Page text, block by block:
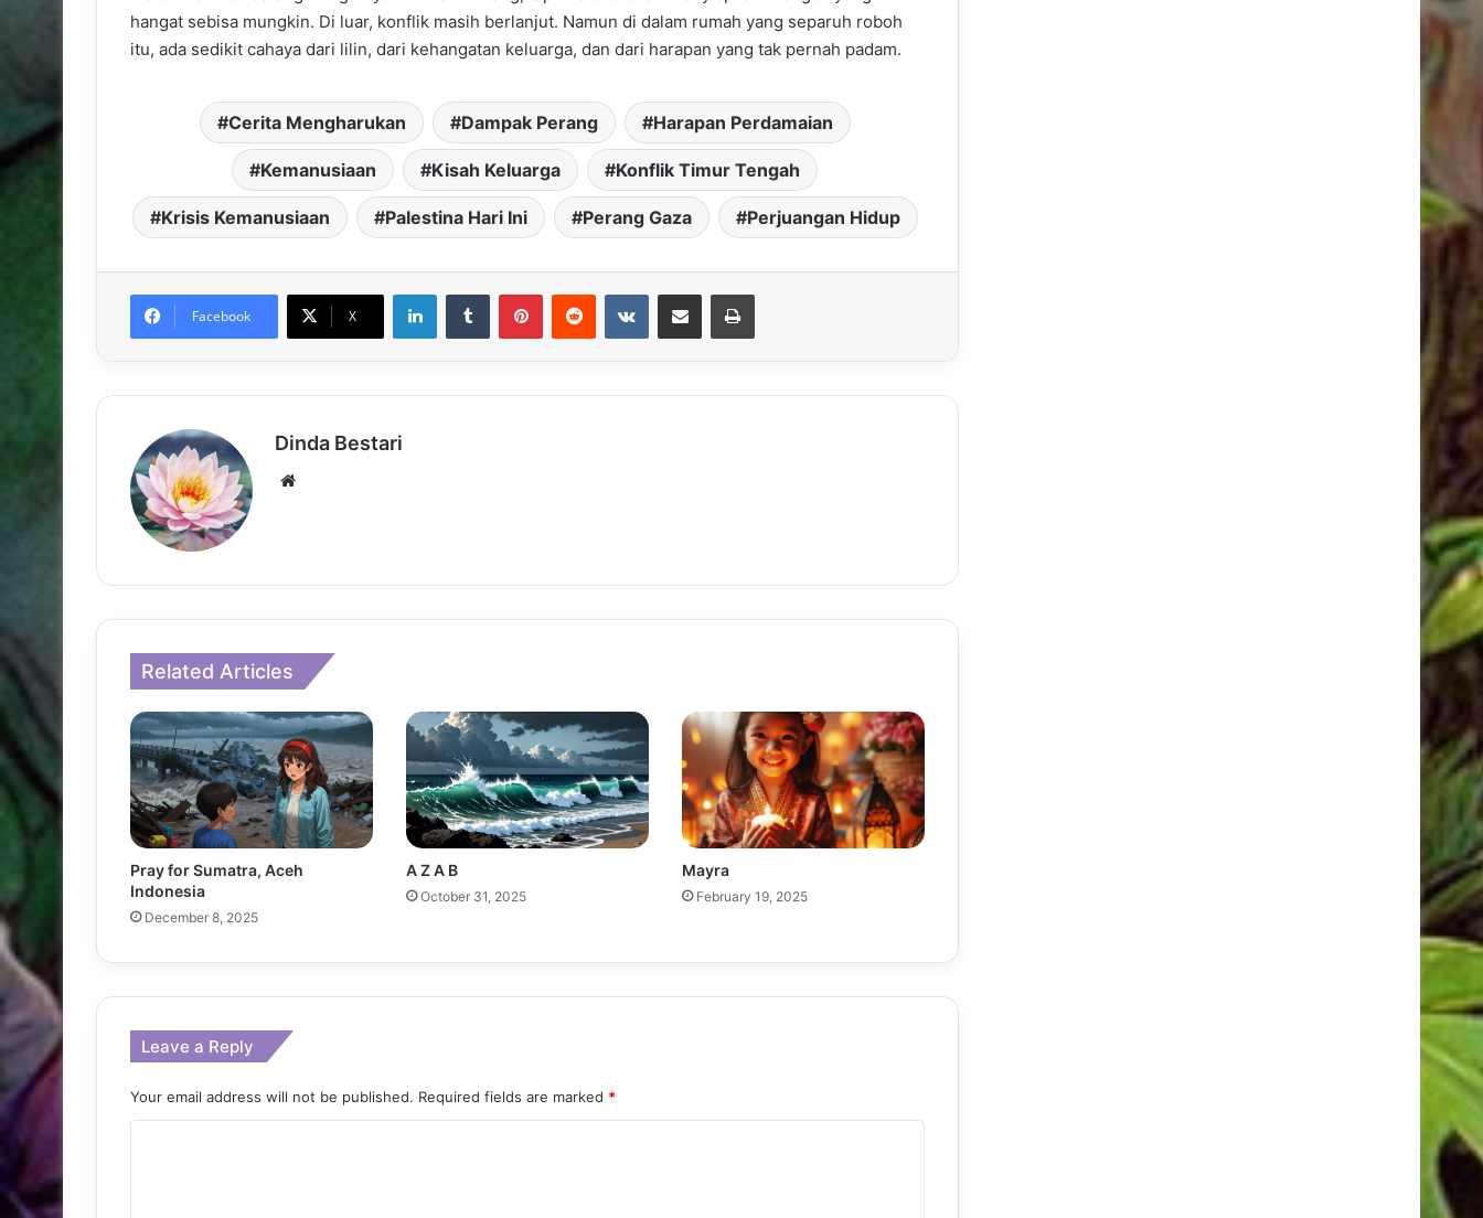
hangat sebisa mungkin. Di luar, konflik masih berlanjut. Namun di dalam rumah yang separuh roboh
itu, ada sedikit cahaya dari lilin, dari kehangatan keluarga, dan dari harapan yang tak pernah padam.
Cerita Mengharukan Dampak Perang Harapan Perdamaian
Kemanusiaan Kisah Keluarga Konflik Timur Tengah
Krisis Kemanusiaan Palestina Hari Ini Perang Gaza Perjuangan Hidup
Facebook X
LinkedInTumblr PinterestReddit VKontakteShare via Email Print
Dinda Bestari
Related Articles
Pray for Sumatra, Aceh
Indonesia
December 8, 2025
A Z A B
October 31, 2025
Mayra
February 19, 2025
Leave a Reply
Your email address will not be published. Required fields are marked *